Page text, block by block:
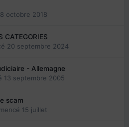
octobre 2018
CATEGORIES
20 septembre 2024
- Allemagne
13 septembre 2005
scam
15 juillet